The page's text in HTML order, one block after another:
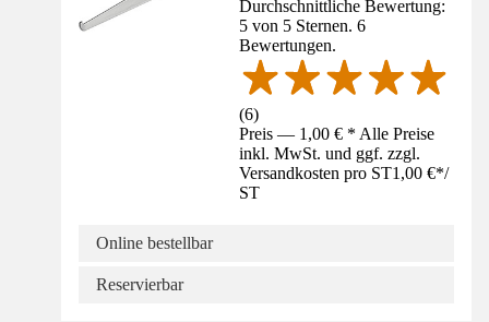
Durchschnittliche Bewertung:
5 von 5 Sternen. 6
Bewertungen.
(6)
Preis — 1,00 € * Alle Preise
inkl. MwSt. und ggf. zzgl.
Versandkosten pro ST1,00 €*/
ST
Online bestellbar
Reservierbar